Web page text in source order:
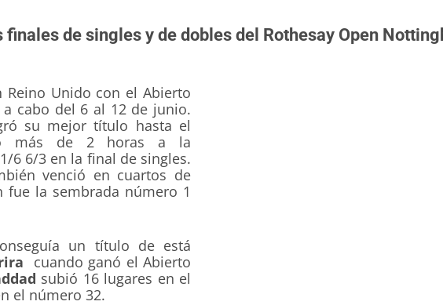
finales de singles y de dobles del Rothesay Open
Reino Unido con el Abierto
cabo del 6 al 12 de junio.
su mejor título hasta el
más de 2 horas a la
6 6/3 en la final de singles.
venció en cuartos de
fue la sembrada número 1
un título de está
cuando ganó el Abierto
subió 16 lugares en el
el número 32.